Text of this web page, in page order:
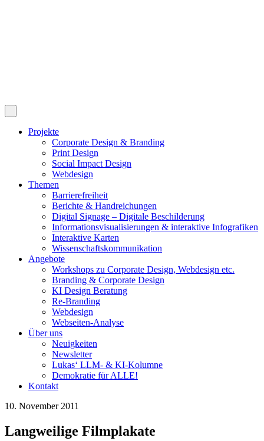
Projekte
Corporate Design & Branding
Print Design
Social Impact Design
Webdesign
Themen
Barrierefreiheit
Berichte & Handreichungen
Digital Signage – Digitale Beschilderung
Informationsvisualisierungen & interaktive Infografiken
Interaktive Karten
Wissenschaftskommunikation
Angebote
Workshops zu Corporate Design, Webdesign etc.
Branding & Corporate Design
KI Design Beratung
Re-Branding
Webdesign
Webseiten-Analyse
Über uns
Neuigkeiten
Newsletter
Lukas‘ LLM- & KI-Kolumne
Demokratie für ALLE!
Kontakt
10. November 2011
Langweilige Filmplakate